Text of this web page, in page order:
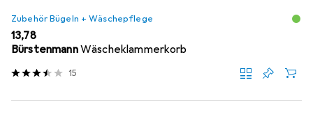
Zubehör Bügeln + Wäschepflege
EUR
13,78
BürstenmannWäscheklammerkorb
15